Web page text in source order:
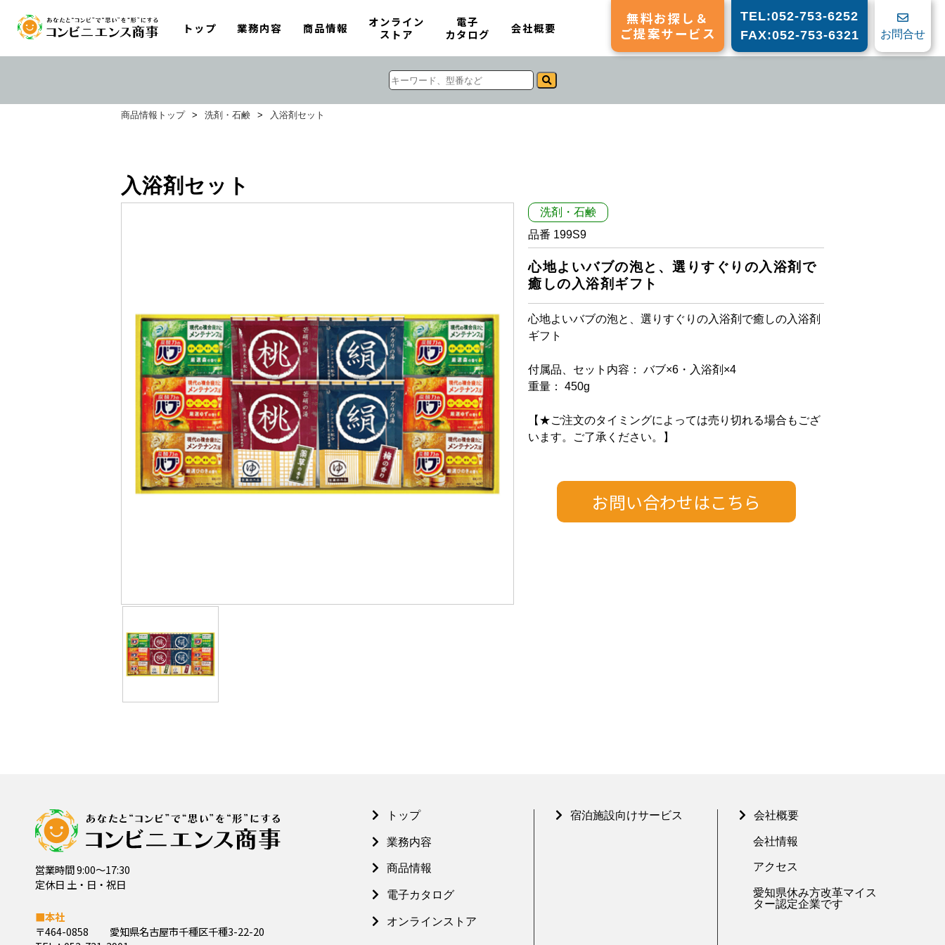
トップ 業務内容 商品情報
オンライン
ストア
電子
カタログ
会社概要
無料お探し＆
ご提案サービス
TEL:052-753-6252
FAX:052-753-6321
お問合せ
商品情報トップ > 洗剤・石鹸 > 入浴剤セット
入浴剤セット
洗剤・石鹸
品番 199S9
心地よいバブの泡と、選りすぐりの入浴剤で
癒しの入浴剤ギフト
心地よいバブの泡と、選りすぐりの入浴剤で癒しの入浴剤
ギフト
付属品、セット内容： バブ×6・入浴剤×4
重量： 450g
【★ご注文のタイミングによっては売り切れる場合もござ
います。ご了承ください。】
営業時間 9:00～17:30
定休日 土・日・祝日
■本社
〒464-0858
愛知県名古屋市千種区千種3-22-20
トップ
業務内容
商品情報
電子カタログ
オンラインストア
宿泊施設向けサービス 会社概要
会社情報
アクセス
愛知県休み方改革マイス
ター認定企業です